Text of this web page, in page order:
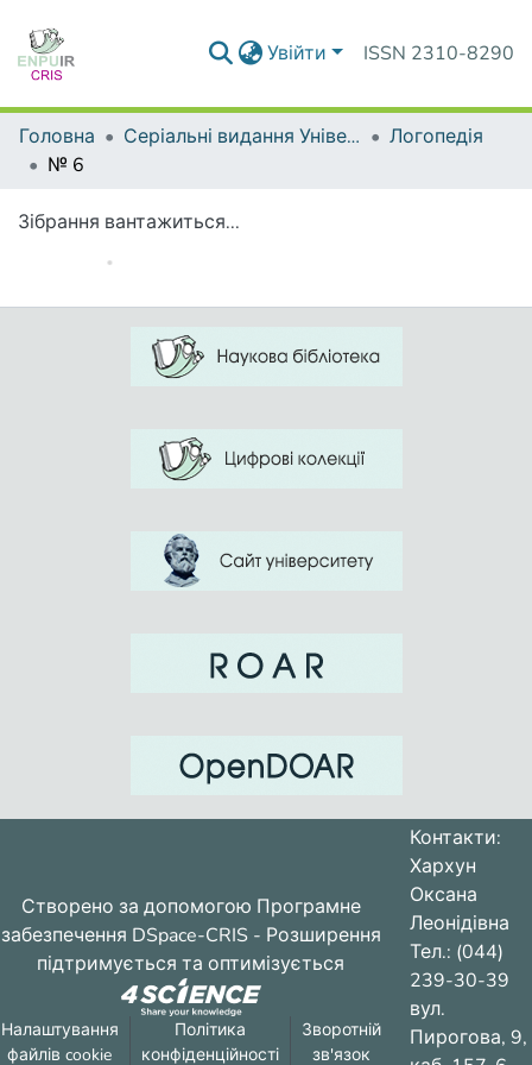
Увійти ISSN 2310-8290
Головна Серіальні видання Університету
Логопедія
№ 6
Зібрання вантажиться...
Створено за допомогою Програмне
забезпечення DSpace-CRIS - Розширення
підтримується та оптимізується
Налаштування
файлів cookie
Політика
конфіденційності
Зворотній
зв'язок
Контакти:
Хархун
Оксана
Леонідівна
Тел.: (044)
239-30-39
вул.
Пирогова, 9,